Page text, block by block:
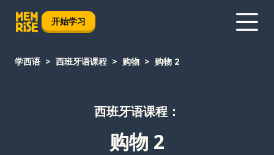
开始学习
学西语 西班牙语课程 购物 购物 2
西班牙语课程：
购物 2